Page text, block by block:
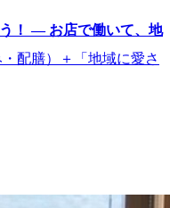
！ ― お店で働いて、地
配膳）＋「地域に愛さ